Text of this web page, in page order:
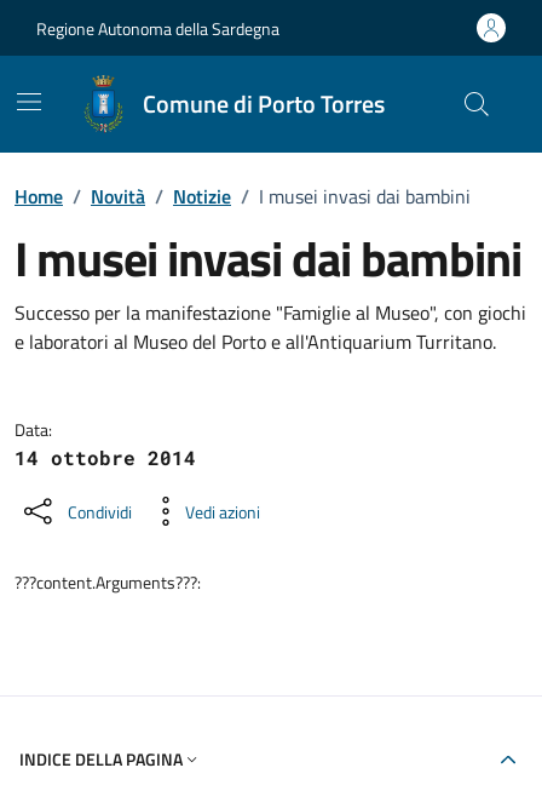
Regione Autonoma della Sardegna
Comune di Porto Torres
Home / Novità / Notizie / I musei invasi dai bambini
I musei invasi dai bambini
Dettagli della notizia
Successo per la manifestazione "Famiglie al Museo", con giochi
e laboratori al Museo del Porto e all'Antiquarium Turritano.
Data:
14 ottobre 2014
Condividi Vedi azioni
???content.Arguments???:
INDICE DELLA PAGINA